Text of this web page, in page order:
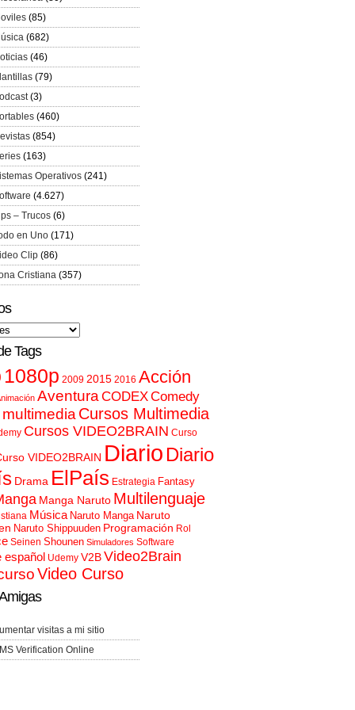
(85)
(682)
(46)
(79)
(3)
(460)
(854)
(163)
Operativos (241)
(4.627)
– Trucos (6)
en Uno (171)
Clip (86)
Cristiana (357)
Tags
1080p 2009 2015 2016 Acción
AventuraCODEXComedy
Cursos Multimedia
Cursos VIDEO2BRAIN Curso
VIDEO2BRAIN Diario Diario
Drama ElPaís Estrategia Fantasy
Manga Naruto Multilenguaje
Música Naruto Manga Naruto
Naruto Shippuuden Programación Rol
Seinen Shounen Simuladores Software
español Udemy V2BVideo2Brain
Video Curso
visitas a mi sitio
Verification Online